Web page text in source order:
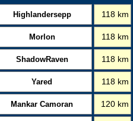
Highlandersepp 118 km
Morlon 118 km
ShadowRaven 118 km
Yared 118 km
Mankar Camoran 120 km